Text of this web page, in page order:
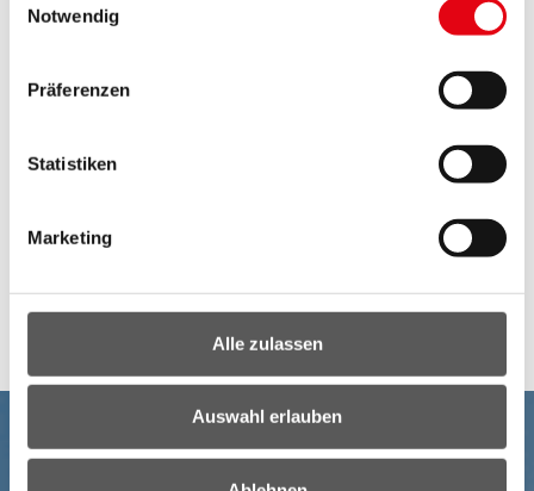
Notwendig
Präferenzen
Statistiken
Marketing
Alle zulassen
Auswahl erlauben
Kann man ein Landesdarlehen vorzeitig
gestellt?
Kontakt